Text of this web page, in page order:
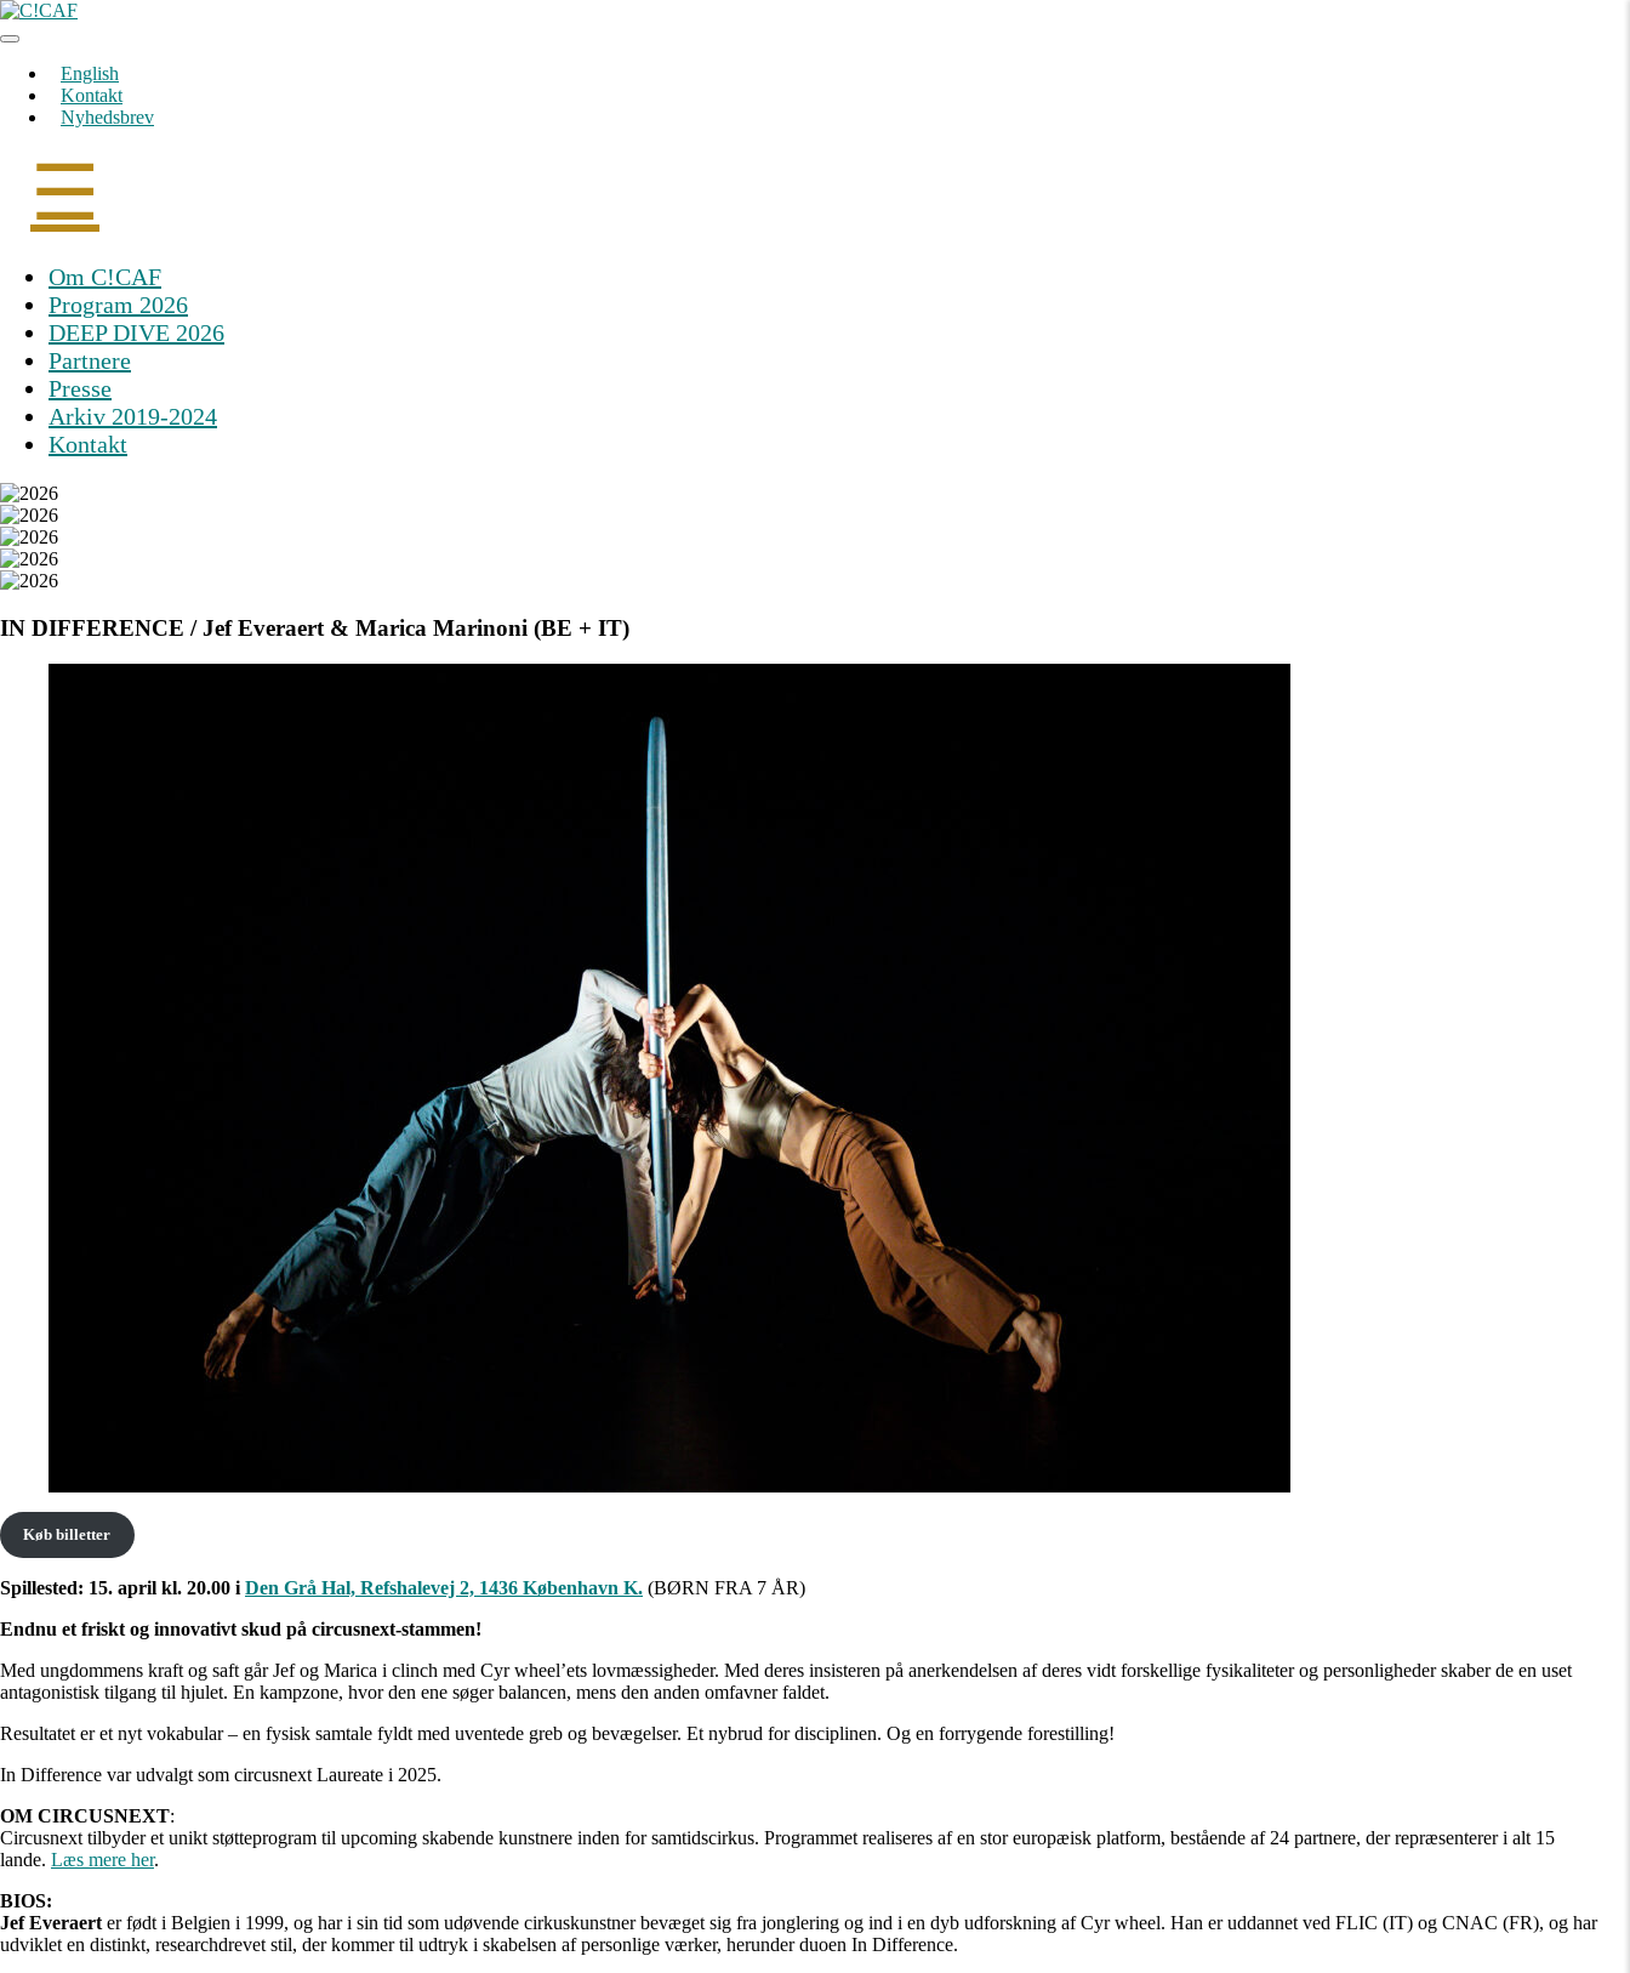
Skip
to
English
Kontakt
Nyhedsbrev
☰
Om C!CAF
Program 2026
DEEP DIVE 2026
Partnere
Presse
Arkiv 2019-2024
Kontakt
IN DIFFERENCE / Jef Everaert & Marica Marinoni (BE + IT)
Køb billetter
Spillested: 15. april kl. 20.00 i Den Grå Hal, Refshalevej 2, 1436 København K. (BØRN FRA 7 ÅR)
Endnu et friskt og innovativt skud på circusnext-stammen!
Med ungdommens kraft og saft går Jef og Marica i clinch med Cyr wheel’ets lovmæssigheder. Med deres insisteren på anerkendelsen af deres vidt forskellige fysikaliteter og personligheder skaber de en uset
antagonistisk tilgang til hjulet. En kampzone, hvor den ene søger balancen, mens den anden omfavner faldet.
Resultatet er et nyt vokabular – en fysisk samtale fyldt med uventede greb og bevægelser. Et nybrud for disciplinen. Og en forrygende forestilling!
In Difference var udvalgt som circusnext Laureate i 2025.
OM CIRCUSNEXT:
Circusnext tilbyder et unikt støtteprogram til upcoming skabende kunstnere inden for samtidscirkus. Programmet realiseres af en stor europæisk platform, bestående af 24 partnere, der repræsenterer i alt 15
lande. Læs mere her.
BIOS:
Jef Everaert er født i Belgien i 1999, og har i sin tid som udøvende cirkuskunstner bevæget sig fra jonglering og ind i en dyb udforskning af Cyr wheel. Han er uddannet ved FLIC (IT) og CNAC (FR), og har
udviklet en distinkt, researchdrevet stil, der kommer til udtryk i skabelsen af personlige værker, herunder duoen In Difference.